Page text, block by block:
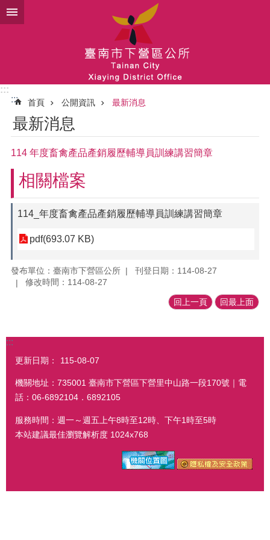
跳到主要內容區塊
:::
:::
首頁 公開資訊 最新消息
最新消息
114 年度畜禽產品產銷履歷輔導員訓練講習簡章
相關檔案
114_年度畜禽產品產銷履歷輔導員訓練講習簡章
pdf(693.07 KB)
發布單位：臺南市下營區公所
刊登日期：114-08-27
修改時間：114-08-27
回上一頁 回最上面
:::
更新日期： 115-08-07
機關地址：735001 臺南市下營區下營里中山路一段170號｜電
話：06-6892104．6892105
服務時間：週一～週五上午8時至12時、下午1時至5時
本站建議最佳瀏覽解析度 1024x768